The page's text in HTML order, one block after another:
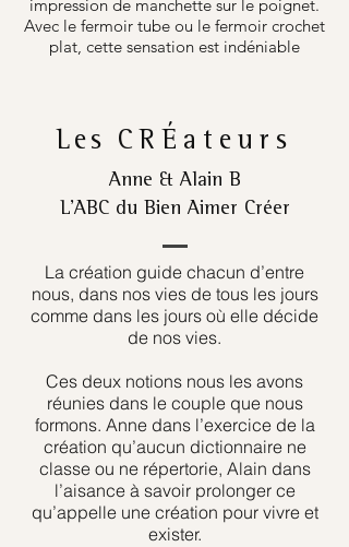
impression de manchette sur le poignet.
Avec le fermoir tube ou le fermoir crochet
plat, cette sensation est indéniable
Les CRÉateurs
Anne & Alain B
L’ABC du Bien Aimer Créer
La création guide chacun d’entre
nous, dans nos vies de tous les jours
comme dans les jours où elle décide
de nos vies.
Ces deux notions nous les avons
réunies dans le couple que nous
formons. Anne dans l’exercice de la
création qu’aucun dictionnaire ne
classe ou ne répertorie, Alain dans
l’aisance à savoir prolonger ce
qu’appelle une création pour vivre et
exister.